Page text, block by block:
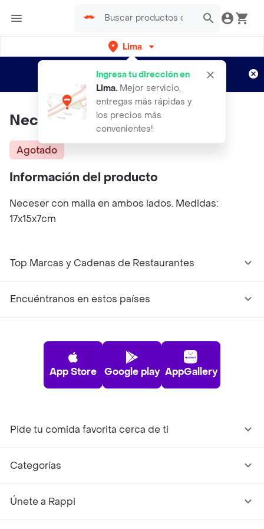
Lima
Ingresa tu dirección en
Lima. Mejor servicio,
entregas más rápidas y
los precios más
convenientes!
envíos gratis por semanas
Aplican TyC
Neceser Multi Flores
Agotado
Información del producto
Neceser con malla en ambos lados. Medidas:
17x15x7cm
Top Marcas y Cadenas de Restaurantes
Encuéntranos en estos países
App Store Google play AppGallery
Pide tu comida favorita cerca de ti
Categorías
Únete a Rappi